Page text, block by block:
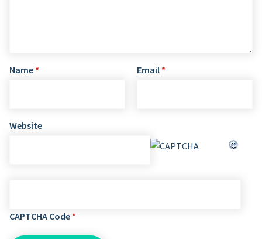
Name * Email *
Website
CAPTCHA Code *